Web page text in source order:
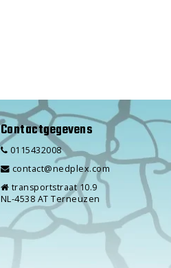
Contactgegevens
0115432008
contact@nedplex.com
transportstraat 10.9
NL-4538 AT Terneuzen